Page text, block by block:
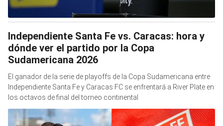
Independiente Santa Fe vs. Caracas: hora y
dónde ver el partido por la Copa
Sudamericana 2026
El ganador de la serie de playoffs de la Copa Sudamericana entre
Independiente Santa Fe y Caracas FC se enfrentará a River Plate en
los octavos de final del torneo continental